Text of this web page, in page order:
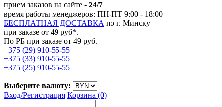
прием заказов на сайте - 24/7
время работы менеджеров: ПН-ПТ 9:00 - 18:00
БЕСПЛАТНАЯ ДОСТАВКА по г. Минску
при заказе от 49 руб*.
По РБ при заказе от 49 руб.
+375 (29) 910-55-55
+375 (33) 910-55-55
+375 (25) 910-55-55
Выберите валюту:
Вход/Регистрация Корзина (0)